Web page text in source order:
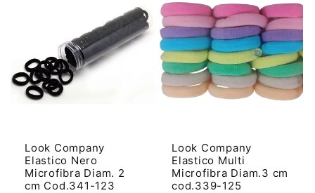
Look Company
Elastico Nero
Microfibra Diam. 2
cm Cod.341-123
Look Company
Elastico Multi
Microfibra Diam.3 cm
cod.339-125